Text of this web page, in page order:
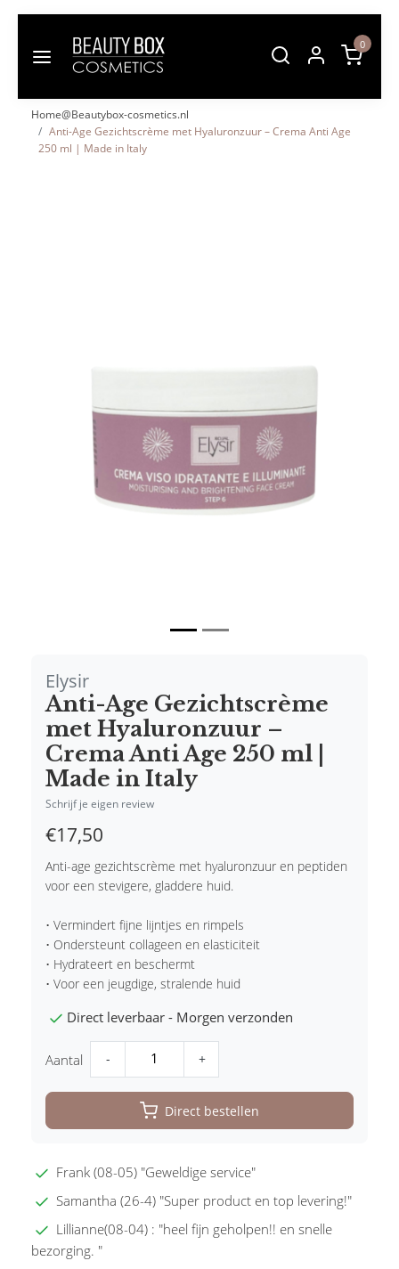
0
Home@Beautybox-cosmetics.nl
Anti-Age Gezichtscrème met Hyaluronzuur – Crema Anti Age
250 ml | Made in Italy
Vorige
Elysir
Anti-Age Gezichtscrème
met Hyaluronzuur –
Crema Anti Age 250 ml |
Made in Italy
Schrijf je eigen review
€17,50
Anti-age gezichtscrème met hyaluronzuur en peptiden
voor een stevigere, gladdere huid.
• Vermindert fijne lijntjes en rimpels
• Ondersteunt collageen en elasticiteit
• Hydrateert en beschermt
• Voor een jeugdige, stralende huid
Direct leverbaar - Morgen verzonden
Aantal - +
Direct bestellen
Frank (08-05) "Geweldige service"
Samantha (26-4) "Super product en top levering!"
Lillianne(08-04) : "heel fijn geholpen!! en snelle
bezorging. "